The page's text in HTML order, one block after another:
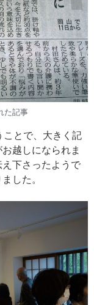
た記事
とで、大きく記
越しになられま
下さったようで
した。